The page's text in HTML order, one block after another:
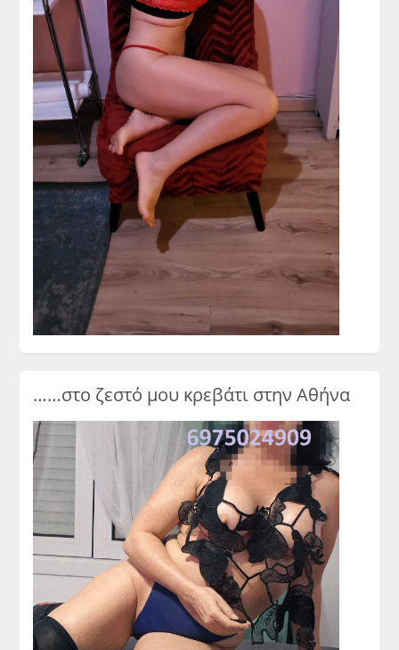
……στο ζεστό μου κρεβάτι στην Αθήνα